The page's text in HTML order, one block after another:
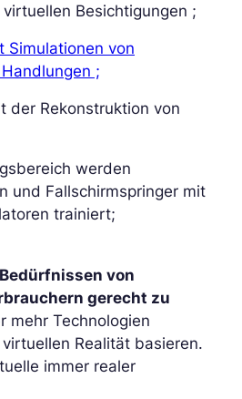
Besichtigungen ;
Simulationen von
;
der Rekonstruktion von
werden
und Fallschirmspringer mit
trainiert;
von
gerecht zu
mehr Technologien
Realität basieren.
immer realer